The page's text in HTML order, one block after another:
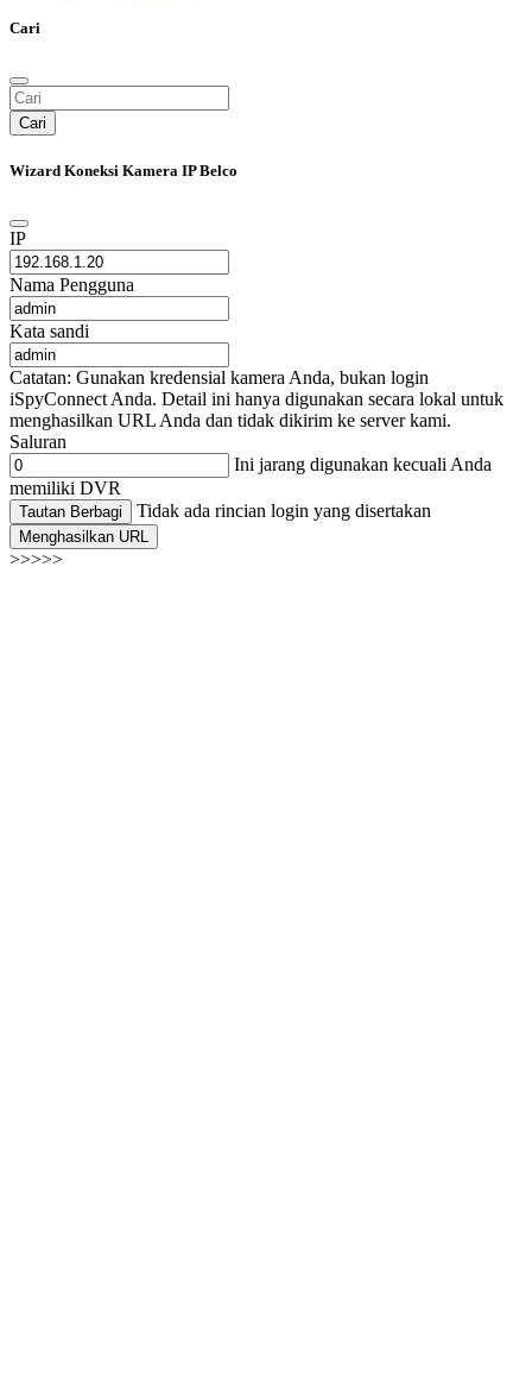
Cari
Cari
Wizard Koneksi Kamera IP Belco
IP
Nama Pengguna
Kata sandi
Catatan: Gunakan kredensial kamera Anda, bukan login
iSpyConnect Anda. Detail ini hanya digunakan secara lokal untuk
menghasilkan URL Anda dan tidak dikirim ke server kami.
Saluran
Ini jarang digunakan kecuali Anda
memiliki DVR
Tautan Berbagi Tidak ada rincian login yang disertakan
Menghasilkan URL
>>>>>